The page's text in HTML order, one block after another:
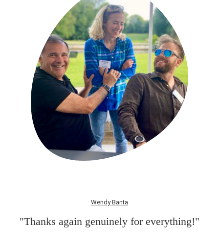
Wendy Banta
"Thanks again genuinely for everything!"